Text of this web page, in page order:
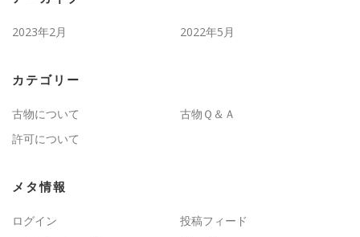
2023年2月 2022年5月
カテゴリー
古物について
古物Ｑ＆Ａ
許可について
メタ情報
ログイン
投稿フィード